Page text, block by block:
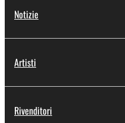
Notizie
Artisti
Rivenditori